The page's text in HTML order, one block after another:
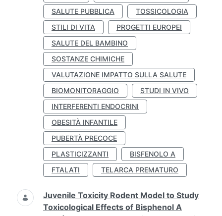
SALUTE PUBBLICA
TOSSICOLOGIA
STILI DI VITA
PROGETTI EUROPEI
SALUTE DEL BAMBINO
SOSTANZE CHIMICHE
VALUTAZIONE IMPATTO SULLA SALUTE
BIOMONITORAGGIO
STUDI IN VIVO
INTERFERENTI ENDOCRINI
OBESITÀ INFANTILE
PUBERTÀ PRECOCE
PLASTICIZZANTI
BISFENOLO A
FTALATI
TELARCA PREMATURO
Juvenile Toxicity Rodent Model to Study
Toxicological Effects of Bisphenol A